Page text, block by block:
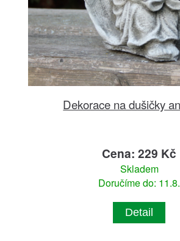
Dekorace na dušičky
Cena: 229 Kč
Skladem
Doručíme do: 11.8.
Detail